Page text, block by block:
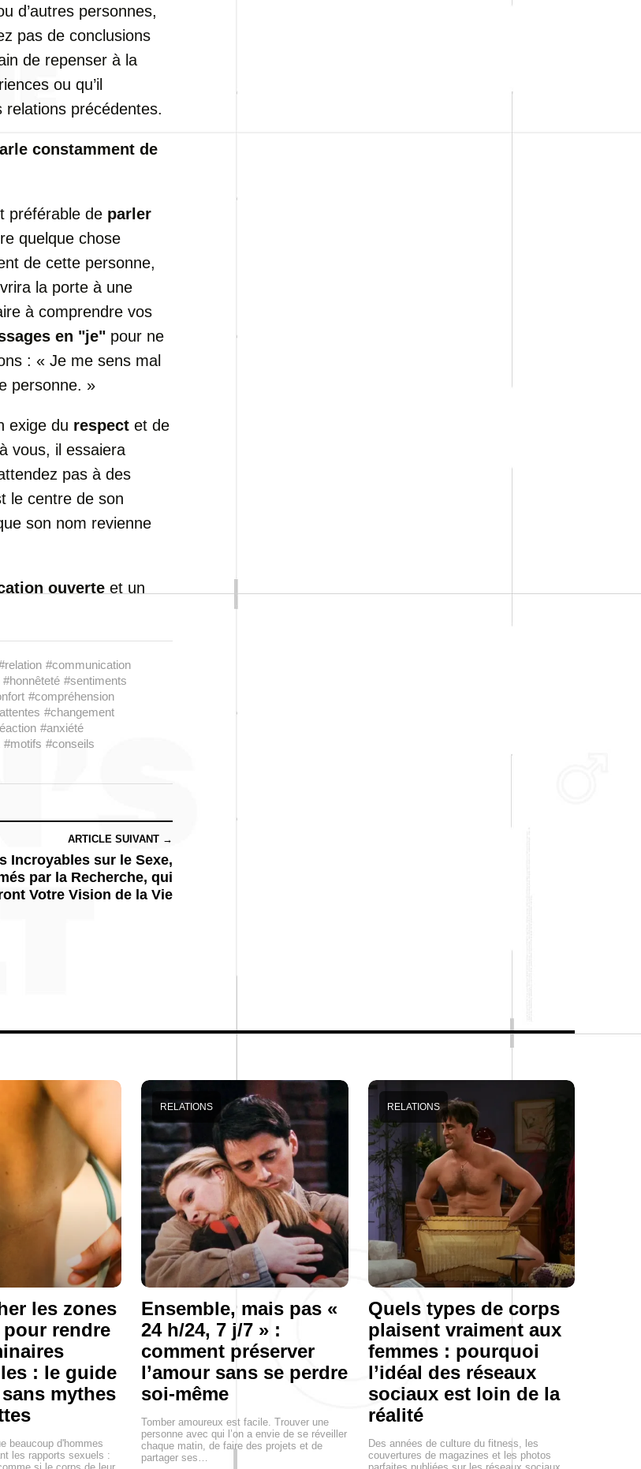
d’autres personnes,
pas de conclusions
de repenser à la
ou qu’il
relations précédentes.
constamment de
préférable de parler
quelque chose
de cette personne,
la porte à une
à comprendre vos
en "je" pour ne
: « Je me sens mal
personne. »
exige du respect et de
vous, il essaiera
pas à des
le centre de son
son nom revienne
ouverte et un
#communication
#honnêteté #sentiments
#compréhension
#changement
#anxiété
#motifs #conseils
ARTICLE SUIVANT →
Incroyables sur le Sexe,
par la Recherche, qui
Votre Vision de la Vie
les zones
rendre
: le guide
mythes
beaucoup d'hommes
les rapports sexuels :
si le corps de leur
Ensemble, mais pas «
24 h/24, 7 j/7 » :
comment préserver
l’amour sans se perdre
soi-même
RELATIONS
Tomber amoureux est facile. Trouver une
personne avec qui l’on a envie de se réveiller
chaque matin, de faire des projets et de
partager ses…
Quels types de corps
plaisent vraiment aux
femmes : pourquoi
l’idéal des réseaux
sociaux est loin de la
réalité
RELATIONS
Des années de culture du fitness, les
couvertures de magazines et les photos
parfaites publiées sur les réseaux sociaux